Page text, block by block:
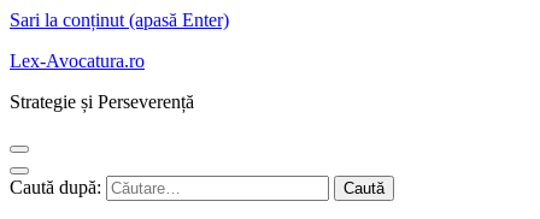
Sari la conținut (apasă Enter)
Lex-Avocatura.ro
Strategie și Perseverență
Caută după: